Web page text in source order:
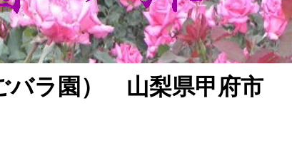
バラ園） 山梨県甲府市